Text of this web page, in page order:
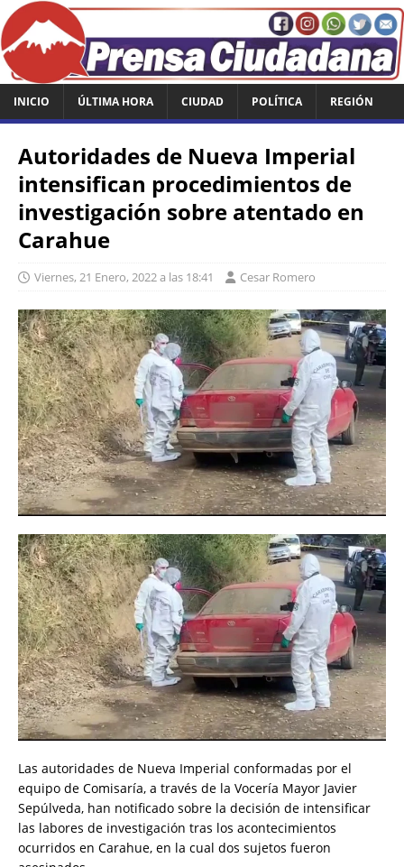
INICIO ÚLTIMA HORA CIUDAD POLÍTICA REGIÓN
Autoridades de Nueva Imperial
intensifican procedimientos de
investigación sobre atentado en
Carahue
Viernes, 21 Enero, 2022 a las 18:41 Cesar Romero
Las autoridades de Nueva Imperial conformadas por el
equipo de Comisaría, a través de la Vocería Mayor Javier
Sepúlveda, han notificado sobre la decisión de intensificar
las labores de investigación tras los acontecimientos
ocurridos en Carahue, en la cual dos sujetos fueron